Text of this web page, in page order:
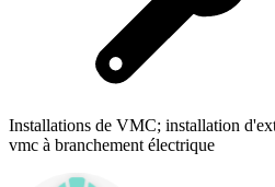
Installations de VMC; installation
vmc à branchement électrique